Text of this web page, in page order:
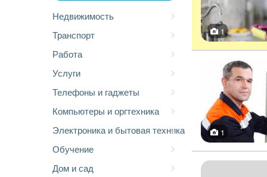
Недвижимость
Транспорт
Работа
Услуги
Телефоны и гаджеты
Компьютеры и оргтехника
Электроника и бытовая техника
Обучение
Дом и сад
1
1